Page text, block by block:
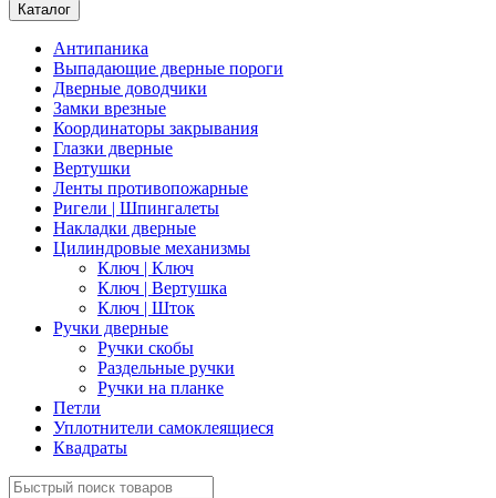
Каталог
Антипаника
Выпадающие дверные пороги
Дверные доводчики
Замки врезные
Координаторы закрывания
Глазки дверные
Вертушки
Ленты противопожарные
Ригели | Шпингалеты
Накладки дверные
Цилиндровые механизмы
Ключ | Ключ
Ключ | Вертушка
Ключ | Шток
Ручки дверные
Ручки скобы
Раздельные ручки
Ручки на планке
Петли
Уплотнители самоклеящиеся
Квадраты